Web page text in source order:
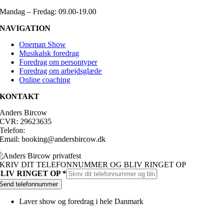
Mandag – Fredag: 09.00-19.00
NAVIGATION
Oneman Show
Musikalsk foredrag
Foredrag om persontyper
Foredrag om arbejdsglæde
Online coaching
KONTAKT
Anders Bircow
CVR: 29623635
Telefon:
Email: booking@andersbircow.dk
DIT TELEFONNUMMER OG BLIV RINGET OP
RINGET OP*
telefonnummer
Laver show og foredrag i hele Danmark